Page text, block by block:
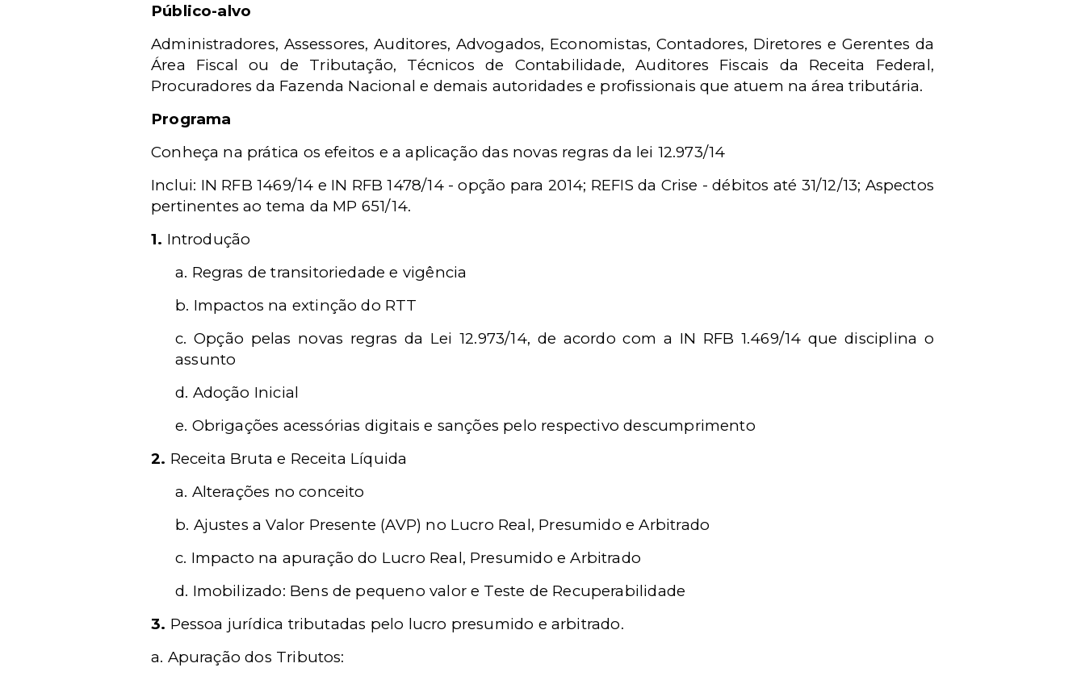
Público-alvo
Administradores, Assessores, Auditores, Advogados, Economistas, Contadores, Diretores e Gerentes da
Área Fiscal ou de Tributação, Técnicos de Contabilidade, Auditores Fiscais da Receita Federal,
Procuradores da Fazenda Nacional e demais autoridades e profissionais que atuem na área tributária.
Programa
Conheça na prática os efeitos e a aplicação das novas regras da lei 12.973/14
Inclui: IN RFB 1469/14 e IN RFB 1478/14 - opção para 2014; REFIS da Crise - débitos até 31/12/13; Aspectos
pertinentes ao tema da MP 651/14.
1. Introdução
a. Regras de transitoriedade e vigência
b. Impactos na extinção do RTT
c. Opção pelas novas regras da Lei 12.973/14, de acordo com a IN RFB 1.469/14 que disciplina o
assunto
d. Adoção Inicial
e. Obrigações acessórias digitais e sanções pelo respectivo descumprimento
2. Receita Bruta e Receita Líquida
a. Alterações no conceito
b. Ajustes a Valor Presente (AVP) no Lucro Real, Presumido e Arbitrado
c. Impacto na apuração do Lucro Real, Presumido e Arbitrado
d. Imobilizado: Bens de pequeno valor e Teste de Recuperabilidade
3. Pessoa jurídica tributadas pelo lucro presumido e arbitrado.
a. Apuração dos Tributos: